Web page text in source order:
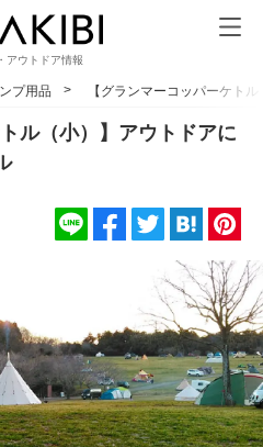
アウトドア情報
プ用品 【グランマーコッパーケト
ル（小）】アウトドアに